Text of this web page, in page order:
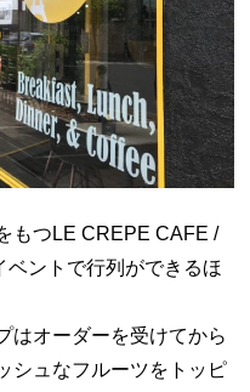
もつLE CREPE CAFE /
ベントで行列ができるほ
はオーダーを受けてから
シュなフルーツをトッピ